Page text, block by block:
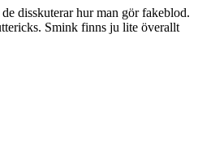
disskuterar hur man gör fakeblod.
Smink finns ju lite överallt